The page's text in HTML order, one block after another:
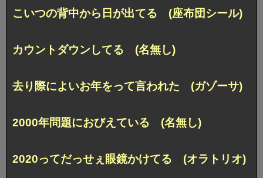
こいつの背中から日が出てる (座布団シール)
カウントダウンしてる (名無し)
去り際によいお年をって言われた (ガゾーサ)
2000年問題におびえている (名無し)
2020ってだっせぇ眼鏡かけてる (オラトリオ)